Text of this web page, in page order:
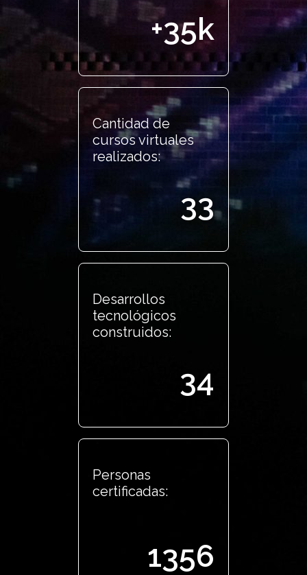
+35k
Cantidad de
cursos virtuales
realizados:
33
Desarrollos
tecnológicos
construidos:
34
Personas
certificadas:
1356